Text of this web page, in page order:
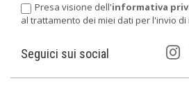
Presa visione dell'informativa
al trattamento dei miei dati per l'invio
Seguici sui social